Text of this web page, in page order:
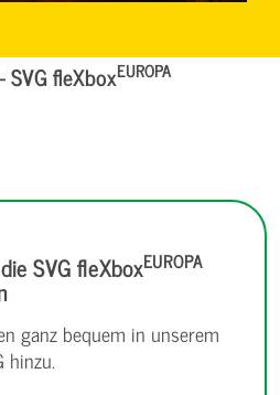
SVG fleXboxEUROPA
SVG fleXboxEUROPA
ganz bequem in unserem
hinzu.